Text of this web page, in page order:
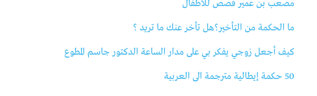
مصعب بن عمير قصص للأطفال
ما الحكمة من التأخير؟هل تأخر عنك ما تريد ؟
كيف أجعل زوجي يفكر بي على مدار الساعة الدكتور جاسم المطوع
50 حكمة إيطالية مترجمة الى العربية